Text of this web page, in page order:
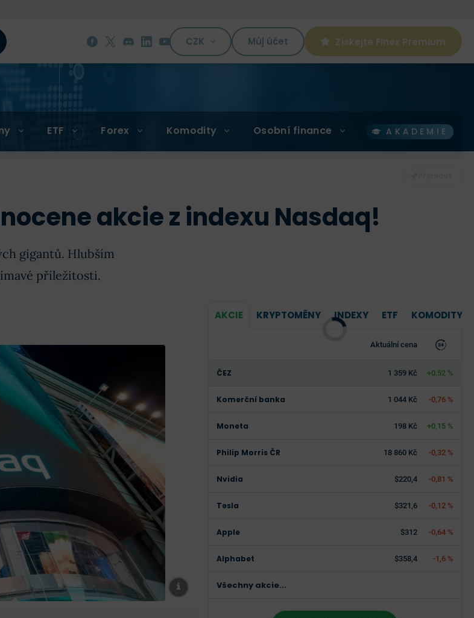
CZK Můj účet Získejte Finex Premium
ETF Forex Komodity Osobní finance AKADEMIE
akcie z indexu Nasdaq!
gigantů. Hlubším
příležitosti.
AKCIE KRYPTOMĚNY INDEXY ETF KOMODITY
Aktuální cena
ČEZ 1 359 Kč +0,52 %
Komerční banka 1 044 Kč -0,76 %
Moneta 198 Kč +0,15 %
Philip Morris ČR 18 860 Kč -0,32 %
Nvidia $220,4 -0,81 %
Tesla $321,6 -0,12 %
Apple $312 -0,64 %
Alphabet $358,4 -1,6 %
Všechny akcie...